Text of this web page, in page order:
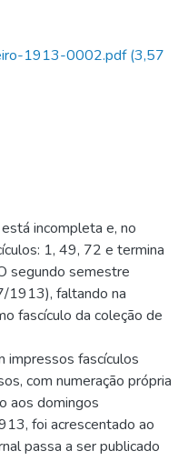
1913-0002.pdf(3,57
incompleta e, no
1, 49, 72 e termina
segundo semestre
1913), faltando na
fascículo da coleção de
impressos fascículos
com numeração própria
aos domingos
foi acrescentado ao
passa a ser publicado